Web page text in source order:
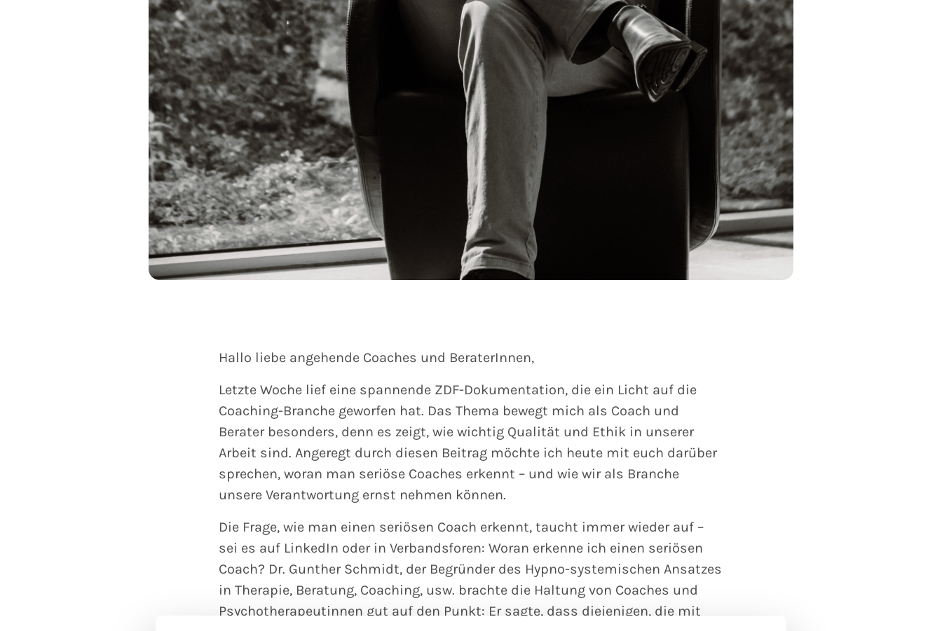
Hallo liebe angehende Coaches und BeraterInnen,
Letzte Woche lief eine spannende ZDF-Dokumentation, die ein Licht auf die
Coaching-Branche geworfen hat. Das Thema bewegt mich als Coach und
Berater besonders, denn es zeigt, wie wichtig Qualität und Ethik in unserer
Arbeit sind. Angeregt durch diesen Beitrag möchte ich heute mit euch darüber
sprechen, woran man seriöse Coaches erkennt – und wie wir als Branche
unsere Verantwortung ernst nehmen können.
Die Frage, wie man einen seriösen Coach erkennt, taucht immer wieder auf –
sei es auf LinkedIn oder in Verbandsforen: Woran erkenne ich einen seriösen
Coach? Dr. Gunther Schmidt, der Begründer des Hypno-systemischen Ansatzes
in Therapie, Beratung, Coaching, usw. brachte die Haltung von Coaches und
Psychotherapeutinnen gut auf den Punkt: Er sagte, dass diejenigen, die mit